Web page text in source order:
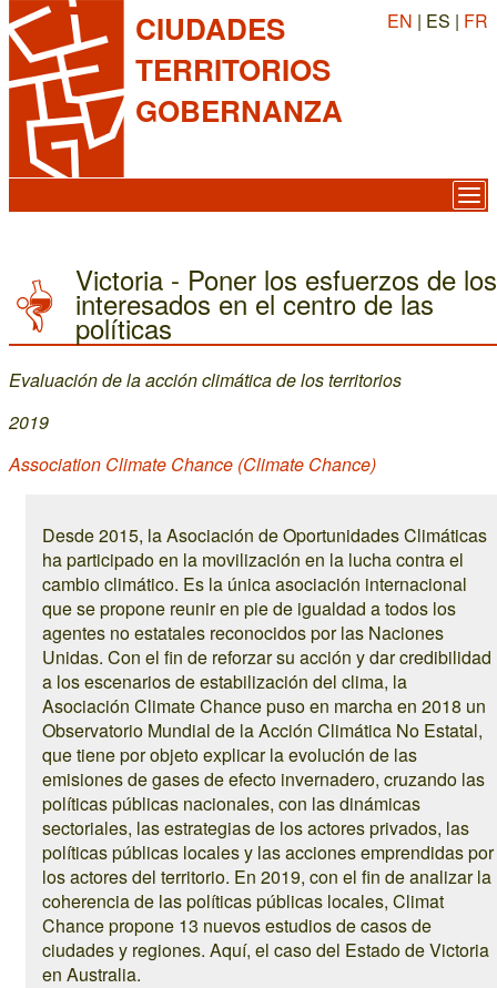
CIUDADES
TERRITORIOS
GOBERNANZA
EN | ES | FR
Victoria - Poner los esfuerzos de los
interesados en el centro de las
políticas
Evaluación de la acción climática de los territorios
2019
Association Climate Chance (Climate Chance)
Desde 2015, la Asociación de Oportunidades Climáticas
ha participado en la movilización en la lucha contra el
cambio climático. Es la única asociación internacional
que se propone reunir en pie de igualdad a todos los
agentes no estatales reconocidos por las Naciones
Unidas. Con el fin de reforzar su acción y dar credibilidad
a los escenarios de estabilización del clima, la
Asociación Climate Chance puso en marcha en 2018 un
Observatorio Mundial de la Acción Climática No Estatal,
que tiene por objeto explicar la evolución de las
emisiones de gases de efecto invernadero, cruzando las
políticas públicas nacionales, con las dinámicas
sectoriales, las estrategias de los actores privados, las
políticas públicas locales y las acciones emprendidas por
los actores del territorio. En 2019, con el fin de analizar la
coherencia de las políticas públicas locales, Climat
Chance propone 13 nuevos estudios de casos de
ciudades y regiones. Aquí, el caso del Estado de Victoria
en Australia.